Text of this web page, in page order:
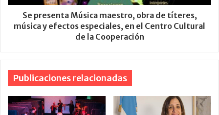
Se presenta Música maestro, obra de títeres,
música y efectos especiales, en el Centro Cultural
de la Cooperación
Publicaciones relacionadas